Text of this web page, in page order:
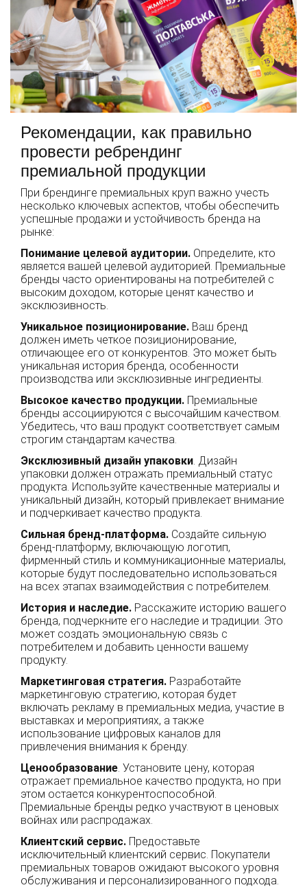
Рекомендации, как правильно
провести ребрендинг
премиальной продукции
При брендинге премиальных круп важно учесть
несколько ключевых аспектов, чтобы обеспечить
успешные продажи и устойчивость бренда на
рынке:
Понимание целевой аудитории. Определите, кто
является вашей целевой аудиторией. Премиальные
бренды часто ориентированы на потребителей с
высоким доходом, которые ценят качество и
эксклюзивность.
Уникальное позиционирование. Ваш бренд
должен иметь четкое позиционирование,
отличающее его от конкурентов. Это может быть
уникальная история бренда, особенности
производства или эксклюзивные ингредиенты.
Высокое качество продукции. Премиальные
бренды ассоциируются с высочайшим качеством.
Убедитесь, что ваш продукт соответствует самым
строгим стандартам качества.
Эксклюзивный дизайн упаковки . Дизайн
упаковки должен отражать премиальный статус
продукта. Используйте качественные материалы и
уникальный дизайн, который привлекает внимание
и подчеркивает качество продукта.
Сильная бренд-платформа. Создайте сильную
бренд-платформу, включающую логотип,
фирменный стиль и коммуникационные материалы,
которые будут последовательно использоваться
на всех этапах взаимодействия с потребителем.
История и наследие. Расскажите историю вашего
бренда, подчеркните его наследие и традиции. Это
может создать эмоциональную связь с
потребителем и добавить ценности вашему
продукту.
Маркетинговая стратегия. Разработайте
маркетинговую стратегию, которая будет
включать рекламу в премиальных медиа, участие в
выставках и мероприятиях, а также
использование цифровых каналов для
привлечения внимания к бренду.
Ценообразование . Установите цену, которая
отражает премиальное качество продукта, но при
этом остается конкурентоспособной.
Премиальные бренды редко участвуют в ценовых
войнах или распродажах.
Клиентский сервис. Предоставьте
исключительный клиентский сервис. Покупатели
премиальных товаров ожидают высокого уровня
обслуживания и персонализированного подхода.